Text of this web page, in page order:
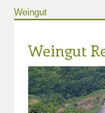
Weingut
Weingut